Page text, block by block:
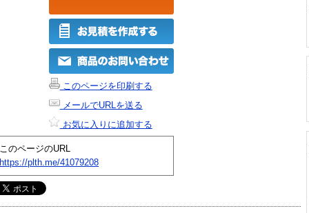
このページを印刷する
メールでURLを送る
お気に入りに追加する
このページのURL
https://plth.me/41079208